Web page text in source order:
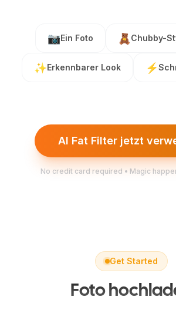
📷Ein Foto 🧸 Chubby-
✨Erkennbarer Look ⚡
AI Fat Filter jetzt
No credit card required • Magic
Get Started
Foto